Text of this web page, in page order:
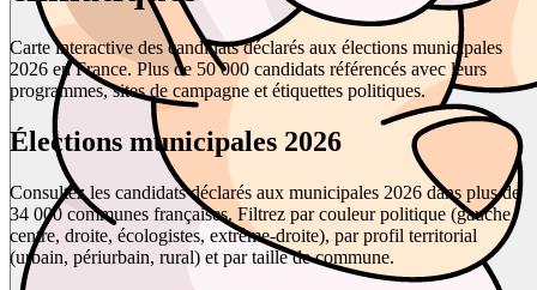
Carte interactive des candidats déclarés aux élections municipales
2026 en France. Plus de 50 000 candidats référencés avec leurs
programmes, sites de campagne et étiquettes politiques.
Élections municipales 2026
Consultez les candidats déclarés aux municipales 2026 dans plus de
34 000 communes françaises. Filtrez par couleur politique (gauche,
centre, droite, écologistes, extrême-droite), par profil territorial
(urbain, périurbain, rural) et par taille de commune.